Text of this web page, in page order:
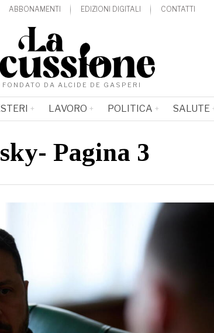
ABBONAMENTI EDIZIONI DIGITALI CONTATTI
DA ALCIDE DE GASPERI
LAVORO POLITICA SALUTE
- Pagina 3